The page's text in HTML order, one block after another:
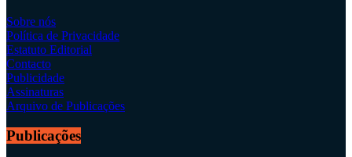
Sobre nós
Política de Privacidade
Estatuto Editorial
Contacto
Publicidade
Assinaturas
Arquivo de Publicações
Publicações